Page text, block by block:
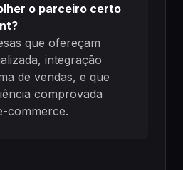
o parceiro certo
que ofereçam
integração
de vendas, e que
comprovada
commerce.